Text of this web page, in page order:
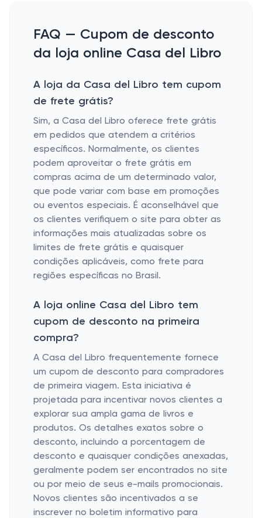
FAQ — Cupom de desconto
da loja online Casa del Libro
A loja da Casa del Libro tem cupom
de frete grátis?
Sim, a Casa del Libro oferece frete grátis
em pedidos que atendem a critérios
específicos. Normalmente, os clientes
podem aproveitar o frete grátis em
compras acima de um determinado valor,
que pode variar com base em promoções
ou eventos especiais. É aconselhável que
os clientes verifiquem o site para obter as
informações mais atualizadas sobre os
limites de frete grátis e quaisquer
condições aplicáveis, como frete para
regiões específicas no Brasil.
A loja online Casa del Libro tem
cupom de desconto na primeira
compra?
A Casa del Libro frequentemente fornece
um cupom de desconto para compradores
de primeira viagem. Esta iniciativa é
projetada para incentivar novos clientes a
explorar sua ampla gama de livros e
produtos. Os detalhes exatos sobre o
desconto, incluindo a porcentagem de
desconto e quaisquer condições anexadas,
geralmente podem ser encontrados no site
ou por meio de seus e-mails promocionais.
Novos clientes são incentivados a se
inscrever no boletim informativo para